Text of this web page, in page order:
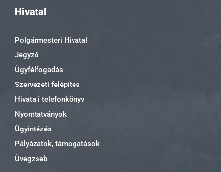
Hivatal
Polgármesteri Hivatal
Jegyző
Ügyfélfogadás
Szervezeti felépítés
Hivatali telefonkönyv
Nyomtatványok
Ügyintézés
Pályázatok, támogatások
Üvegzseb